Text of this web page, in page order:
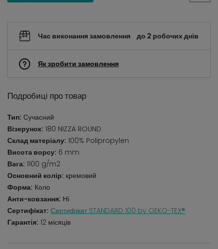
Час виконання замовлення до 2 робочих днів
Як зробити замовлення
Подробиці про товар
Тип: Сучасний
Візерунок: 180 NIZZA ROUND
Склад матеріалу: 100% Polipropylen
Висота ворсу: 6 mm
Вага: 1100 g/m2
Основний колір: кремовий
Форма: Коло
Анти-ковзання: Ні
Сертифікат: Сертифікат STANDARD 100 by OEKO-TEX®
Гарантія: 12 місяців